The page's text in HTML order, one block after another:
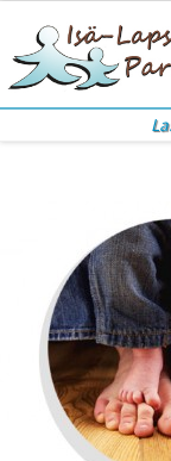
Skip to content